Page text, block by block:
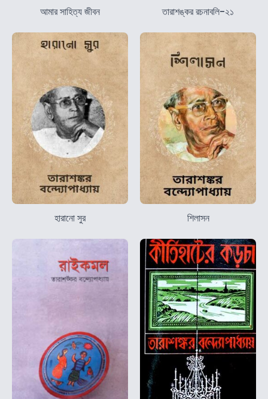
আমার সাহিত্য জীবন তারাশঙ্কর রচনাবলি-২১
হারানো সুর শিলাসন